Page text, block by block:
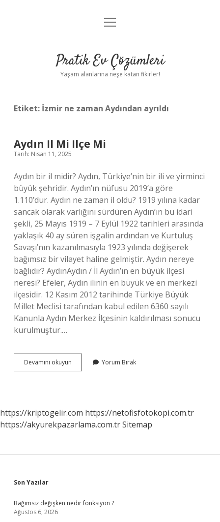
Anasayfa
Yasal Uyarı
menüyü
Pratik Ev Çözümleri
Yaşam alanlarına neşe katan fikirler!
Etiket: İzmir ne zaman Aydından ayrıldı
Aydın Il Mi Ilçe Mi
Tarih: Nisan 11, 2025
Aydın bir il midir? Aydın, Türkiye’nin bir ili ve yirminci
büyük şehridir. Aydın’ın nüfusu 2019’a göre
1.110’dur. Aydın ne zaman il oldu? 1919 yılına kadar
sancak olarak varlığını sürdüren Aydın’ın bu idari
şekli, 25 Mayıs 1919 – 7 Eylül 1922 tarihleri ​​arasında
yaklaşık 40 ay süren işgalin ardından ve Kurtuluş
Savaşı’nın kazanılmasıyla 1923 yılında değişerek
bağımsız bir vilayet haline gelmiştir. Aydın nereye
bağlıdır? AydınAydın / İl Aydın’ın en büyük ilçesi
neresi? Efeler, Aydın ilinin en büyük ve en merkezi
ilçesidir. 12 Kasım 2012 tarihinde Türkiye Büyük
Millet Meclisi tarafından kabul edilen 6360 sayılı
Kanunla Aydın Merkez İlçesinin kaldırılması sonucu
kurulmuştur.…
Devamını okuyun
Il
Yorum Bırak
https://kriptogelir.com https://netofisfotokopi.com.tr
https://akyurekpazarlama.com.trSitemap
Sidebar
Son Yazılar
Bağımsız değişken nedir fonksiyon ?
Ağustos 6, 2026